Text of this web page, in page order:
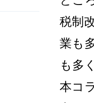
税制
業も
も多
本コ